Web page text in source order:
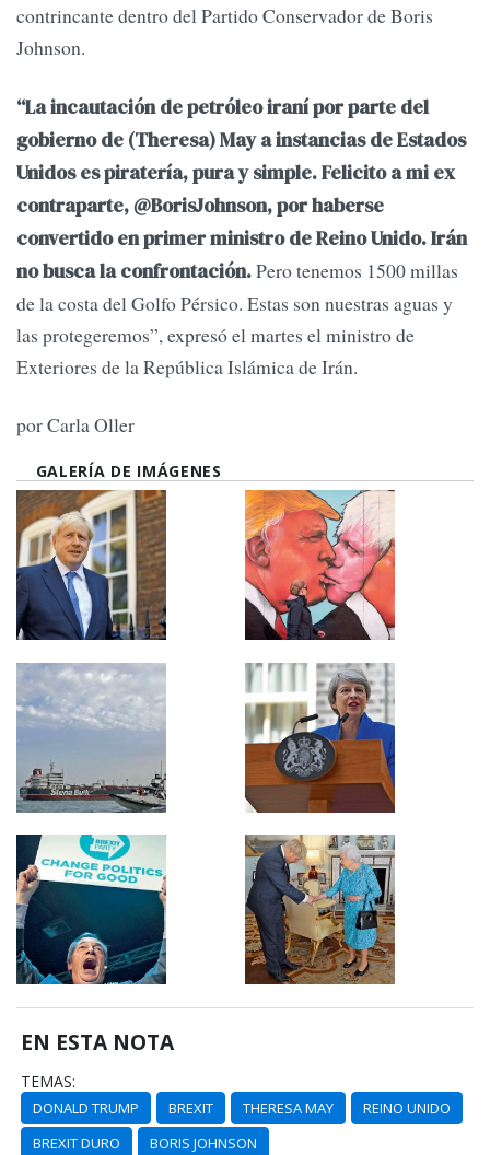
contrincante dentro del Partido Conservador de Boris
Johnson.
“La incautación de petróleo iraní por parte del
gobierno de (Theresa) May a instancias de Estados
Unidos es piratería, pura y simple. Felicito a mi ex
contraparte, @BorisJohnson, por haberse
convertido en primer ministro de Reino Unido. Irán
no busca la confrontación.Pero tenemos 1500 millas
de la costa del Golfo Pérsico. Estas son nuestras aguas y
las protegeremos”, expresó el martes el ministro de
Exteriores de la República Islámica de Irán.
por Carla Oller
GALERÍA DE IMÁGENES
EN ESTA NOTA
TEMAS:
DONALD TRUMP BREXIT THERESA MAY
REINO UNIDO
BREXIT DURO
BORIS JOHNSON